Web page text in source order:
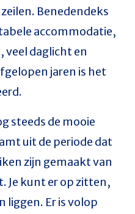
Benedendeks
accommodatie,
veel daglicht en
jaren is het
steeds de mooie
uit de periode dat
zijn gemaakt van
Je kunt er op zitten,
liggen. Er is volop